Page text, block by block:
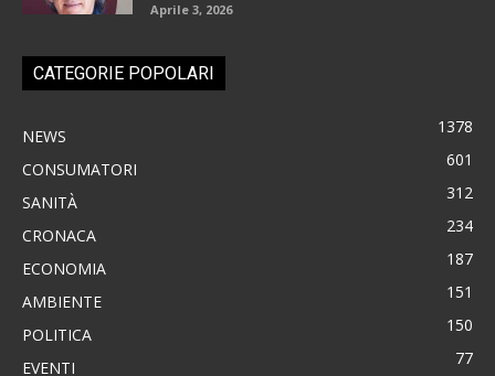
Aprile 3, 2026
CATEGORIE POPOLARI
NEWS 1378
CONSUMATORI 601
SANITÀ 312
CRONACA 234
ECONOMIA 187
AMBIENTE 151
POLITICA 150
EVENTI 77